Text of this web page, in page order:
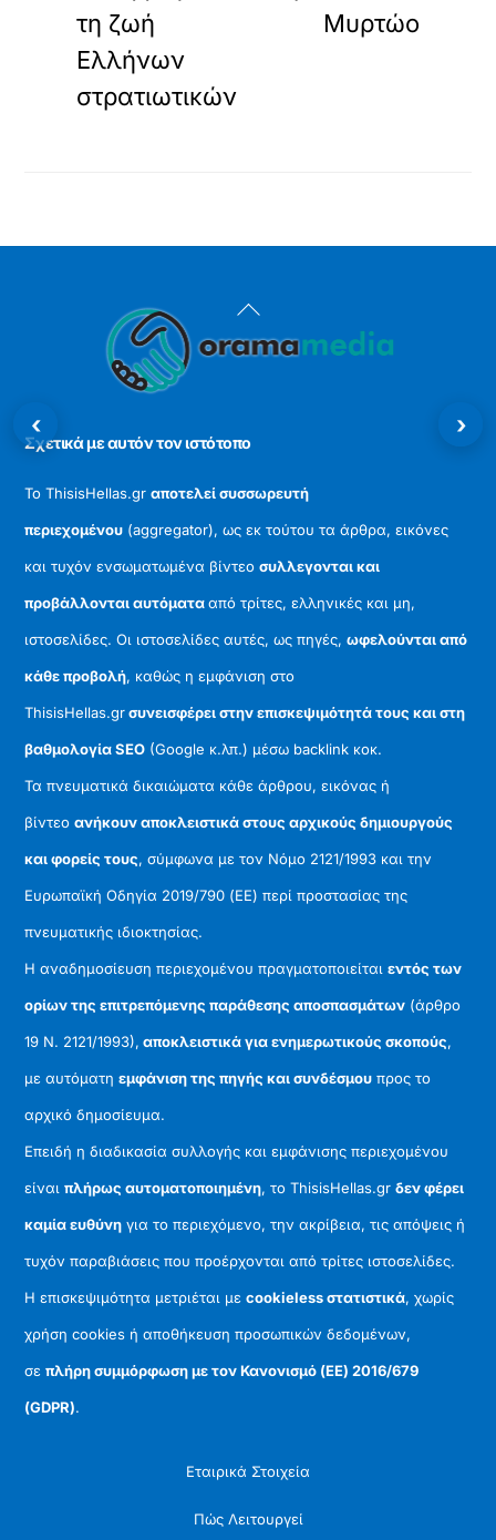
τη ζωή
Ελλήνων
στρατιωτικών
Μυρτώο
Back
To
Σχετικά με αυτόν τον ιστότοπο
Το ThisisHellas.grαποτελεί συσσωρευτή
περιεχομένου (aggregator), ως εκ τούτου τα άρθρα, εικόνες
και τυχόν ενσωματωμένα βίντεοσυλλεγονται και
προβάλλονται αυτόματααπό τρίτες, ελληνικές και μη,
ιστοσελίδες. Οι ιστοσελίδες αυτές, ως πηγές,ωφελούνται από
κάθε προβολή, καθώς η εμφάνιση στο
ThisisHellas.grσυνεισφέρει στην επισκεψιμότητά τους και στη
βαθμολογία SEO (Google κ.λπ.) μέσω backlink κοκ.
Τα πνευματικά δικαιώματα κάθε άρθρου, εικόνας ή
βίντεοανήκουν αποκλειστικά στους αρχικούς δημιουργούς
και φορείς τους, σύμφωνα με τον Νόμο 2121/1993 και την
Ευρωπαϊκή Οδηγία 2019/790 (ΕΕ) περί προστασίας της
πνευματικής ιδιοκτησίας.
Η αναδημοσίευση περιεχομένου πραγματοποιείταιεντός των
ορίων της επιτρεπόμενης παράθεσης αποσπασμάτων (άρθρο
19 Ν. 2121/1993), αποκλειστικά για ενημερωτικούς σκοπούς,
με αυτόματηεμφάνιση της πηγής και συνδέσμου προς το
αρχικό δημοσίευμα.
Επειδή η διαδικασία συλλογής και εμφάνισης περιεχομένου
είναιπλήρως αυτοματοποιημένη, το ThisisHellas.grδεν φέρει
καμία ευθύνη για το περιεχόμενο, την ακρίβεια, τις απόψεις ή
τυχόν παραβιάσεις που προέρχονται από τρίτες ιστοσελίδες.
Η επισκεψιμότητα μετριέται μεcookieless στατιστικά, χωρίς
χρήση cookies ή αποθήκευση προσωπικών δεδομένων,
σεπλήρη συμμόρφωση με τον Κανονισμό (ΕΕ) 2016/679
(GDPR).
Εταιρικά Στοιχεία
Πώς Λειτουργεί
‹ ›